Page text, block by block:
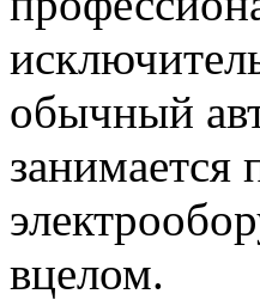
обычный
занимается
вцелом.